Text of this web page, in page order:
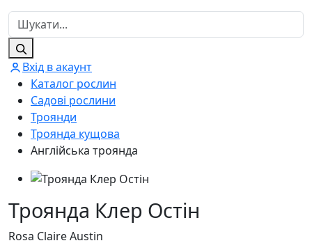
Вхід в акаунт
Каталог рослин
Садові рослини
Троянди
Троянда кущова
Англійська троянда
Троянда Клер Остін
Rosa Claire Austin